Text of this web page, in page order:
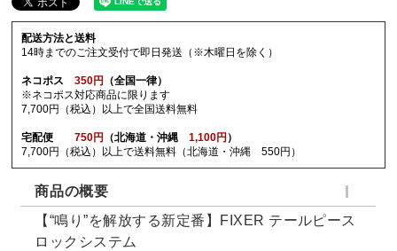
配送方法と送料
14時までのご注文受付で即日発送（※木曜日を除く）
ネコポス350円
（全国一律）
※ネコポス対応商品に限ります
7,700円（税込）以上で全国送料無料
宅配便750円 （北海道・沖縄1,100円 ）
7,700円（税込）以上で送料無料（北海道・沖縄 550円）
商品の概要
【“鳴り”を解放する新定番】FIXER テールピース
ロックシステム